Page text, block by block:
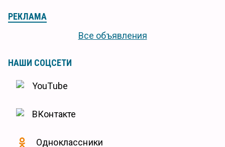
РЕКЛАМА
Все объявления
НАШИ СОЦСЕТИ
YouTube
ВКонтакте
Одноклассники